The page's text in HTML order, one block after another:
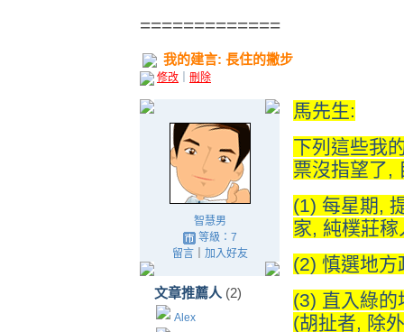
=============
我的建言: 長住的撇步
修改 刪除
智慧男
等級：7
留言｜ 加入好友
文章推薦人 (2)
Alex
馬先生:
下列這些我
票沒指望了,
(1) 每星期,
家, 純樸莊稼
(2) 慎選地
(3) 直入綠
(胡扯者, 除